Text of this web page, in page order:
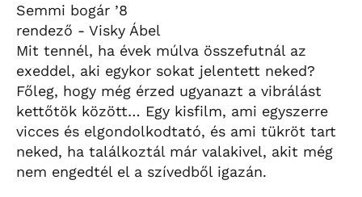
Semmi bogár ’8
rendező - Visky Ábel
Mit tennél, ha évek múlva összefutnál az
exeddel, aki egykor sokat jelentett neked?
Főleg, hogy még érzed ugyanazt a vibrálást
kettőtök között… Egy kisfilm, ami egyszerre
vicces és elgondolkodtató, és ami tükröt tart
neked, ha találkoztál már valakivel, akit még
nem engedtél el a szívedből igazán.